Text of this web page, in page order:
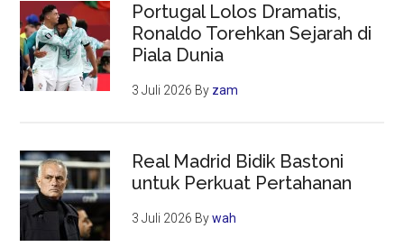
Portugal Lolos Dramatis,
Ronaldo Torehkan Sejarah di
Piala Dunia
3 Juli 2026 By zam
Real Madrid Bidik Bastoni
untuk Perkuat Pertahanan
3 Juli 2026 Bywah